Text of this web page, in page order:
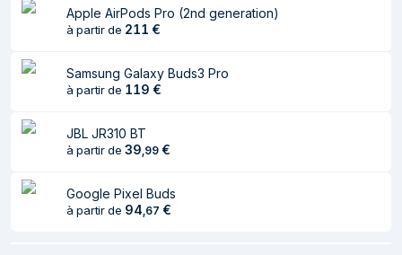
Apple AirPods Pro (2nd generation)
à partir de 211 €
Samsung Galaxy Buds3 Pro
à partir de 119 €
JBL JR310 BT
à partir de 39 99 €
Google Pixel Buds
à partir de 94 67 €